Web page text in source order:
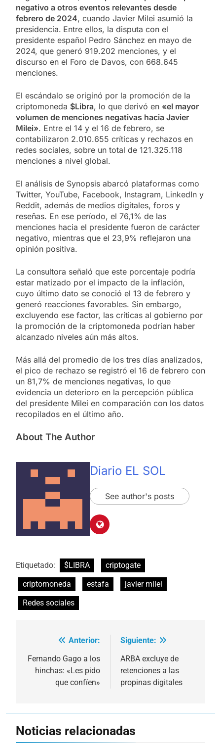
negativo a otros eventos relevantes desde
febrero de 2024, cuando Javier Milei asumió la
presidencia. Entre ellos, la disputa con el
presidente español Pedro Sánchez en mayo de
2024, que generó 919.202 menciones, y el
discurso en el Foro de Davos, con 668.645
menciones.
El escándalo se originó por la promoción de la
criptomoneda $Libra, lo que derivó en «el mayor
volumen de menciones negativas hacia Javier
Milei». Entre el 14 y el 16 de febrero, se
contabilizaron 2.010.655 críticas y rechazos en
redes sociales, sobre un total de 121.325.118
menciones a nivel global.
El análisis de Synopsis abarcó plataformas como
Twitter, YouTube, Facebook, Instagram, LinkedIn y
Reddit, además de medios digitales, foros y
reseñas. En ese período, el 76,1% de las
menciones hacia el presidente fueron de carácter
negativo, mientras que el 23,9% reflejaron una
opinión positiva.
La consultora señaló que este porcentaje podría
estar matizado por el impacto de la inflación,
cuyo último dato se conoció el 13 de febrero y
generó reacciones favorables. Sin embargo,
excluyendo ese factor, las críticas al gobierno por
la promoción de la criptomoneda podrían haber
alcanzado niveles aún más altos.
Más allá del promedio de los tres días analizados,
el pico de rechazo se registró el 16 de febrero con
un 81,7% de menciones negativas, lo que
evidencia un deterioro en la percepción pública
del presidente Milei en comparación con los datos
recopilados en el último año.
About The Author
Diario EL SOL
See author's posts
Etiquetado: $LIBRA
criptogate
criptomoneda
estafa
javier milei
Redes sociales
Navegación
de
entradas
Anterior:
Fernando Gago a los
hinchas: «Les pido
que confíen»
Siguiente:
ARBA excluye de
retenciones a las
propinas digitales
Noticias relacionadas